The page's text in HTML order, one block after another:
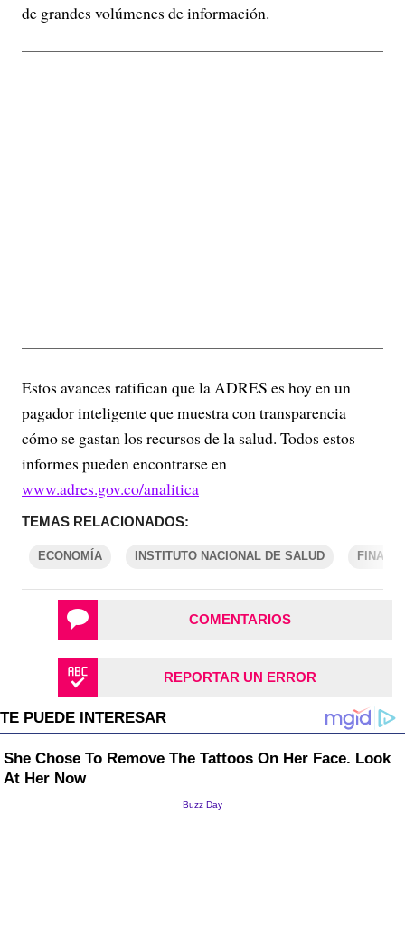
de grandes volúmenes de información.
Estos avances ratifican que la ADRES es hoy en un
pagador inteligente que muestra con transparencia
cómo se gastan los recursos de la salud. Todos estos
informes pueden encontrarse en
www.adres.gov.co/analitica
TEMAS RELACIONADOS:
ECONOMÍA INSTITUTO NACIONAL DE SALUD
COMENTARIOS
REPORTAR UN ERROR